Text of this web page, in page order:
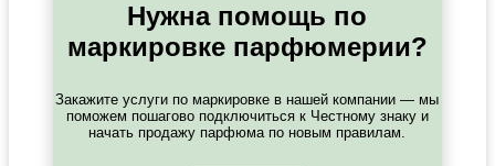
Нужна помощь по
маркировке парфюмерии?
Закажите услуги по маркировке в нашей компании — мы
поможем пошагово подключиться к Честному знаку и
начать продажу парфюма по новым правилам.